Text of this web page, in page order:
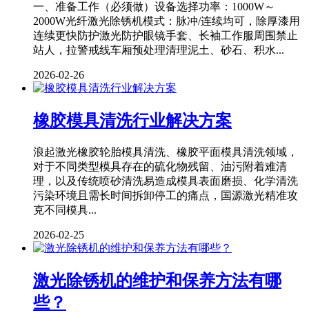
一、准备工作（必须做）设备选择功率：1000W～
2000W光纤激光除锈机模式：脉冲/连续均可，除厚漆用
连续更快防护激光防护眼镜手套、长袖工作服周围禁止
站人，拉警戒线车厢预处理清理泥土、砂石、积水...
2026-02-26
橡胶模具清洗行业解决方案
浪起激光橡胶轮胎模具清洗、橡胶平面模具清洗领域，
对于不同类型模具存在的硫化物残留、油污附着难清
理，以及传统喷砂清洗易造成模具表面磨损、化学清洗
污染环境且需长时间拆卸停工的痛点，国源激光精准攻
克不同模具...
2026-02-25
激光除锈机的维护和保养方法有哪
些？